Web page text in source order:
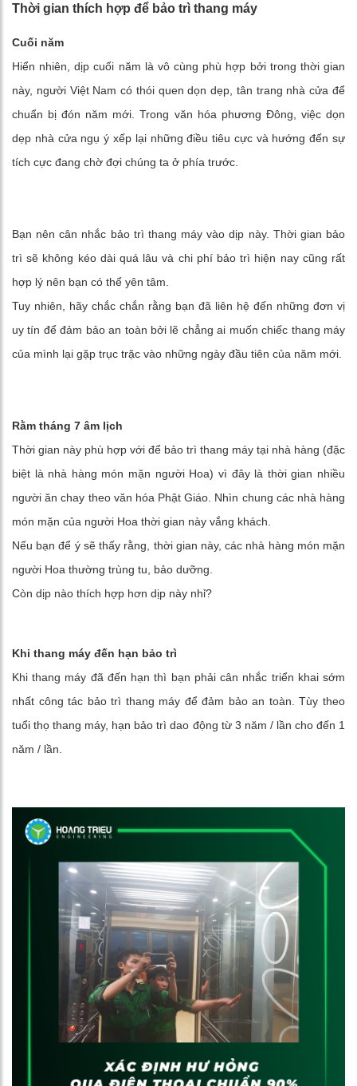
Thời gian thích hợp để bảo trì thang máy
Cuối năm
Hiển nhiên, dịp cuối năm là vô cùng phù hợp bởi trong thời gian
này, người Việt Nam có thói quen dọn dẹp, tân trang nhà cửa để
chuẩn bị đón năm mới. Trong văn hóa phương Đông, việc dọn
dẹp nhà cửa ngụ ý xếp lại những điều tiêu cực và hướng đến sự
tích cực đang chờ đợi chúng ta ở phía trước.
Bạn nên cân nhắc bảo trì thang máy vào dịp này. Thời gian bảo
trì sẽ không kéo dài quá lâu và chi phí bảo trì hiện nay cũng rất
hợp lý nên bạn có thể yên tâm.
Tuy nhiên, hãy chắc chắn rằng bạn đã liên hệ đến những đơn vị
uy tín để đảm bảo an toàn bởi lẽ chẳng ai muốn chiếc thang máy
của mình lại gặp trục trặc vào những ngày đầu tiên của năm mới.
Rằm tháng 7 âm lịch
Thời gian này phù hợp với để bảo trì thang máy tại nhà hàng (đặc
biệt là nhà hàng món mặn người Hoa) vì đây là thời gian nhiều
người ăn chay theo văn hóa Phật Giáo. Nhìn chung các nhà hàng
món mặn của người Hoa thời gian này vắng khách.
Nếu bạn để ý sẽ thấy rằng, thời gian này, các nhà hàng món mặn
người Hoa thường trùng tu, bảo dưỡng.
Còn dịp nào thích hợp hơn dịp này nhỉ?
Khi thang máy đến hạn bảo trì
Khi thang máy đã đến hạn thì bạn phải cân nhắc triển khai sớm
nhất công tác bảo trì thang máy để đảm bảo an toàn. Tùy theo
tuổi thọ thang máy, hạn bảo trì dao động từ 3 năm / lần cho đến 1
năm / lần.